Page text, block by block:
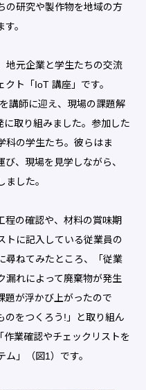
の研究や製作物を地域の方
。
地元企業と学生たちの交流
ト「IoT 講座」です。
講師に迎え、現場の課題解
取り組みました。参加した
科の学生たち。彼らはま
、現場を見学しながら、
した。
の確認や、材料の賞味期
トに記入している従業員の
尋ねてみたところ、「従業
漏れによって廃棄物が発生
題が浮かび上がったので
のをつくろう!」と取り組ん
業確認やチェックリストを
」（図1）です。